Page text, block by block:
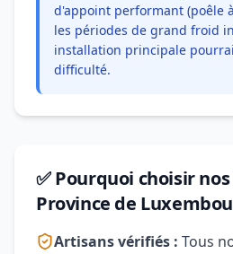
d'appoint performant (poêle
les périodes de grand froid
installation principale
difficulté.
✅ Pourquoi choisir
Province de
Artisans vérifiés : Tous